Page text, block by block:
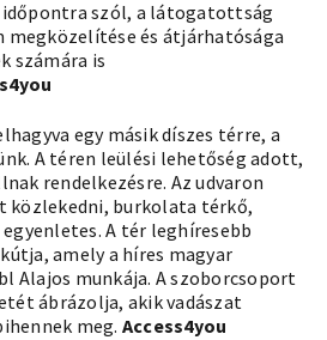
időpontra szól, a látogatottság
megközelítése és átjárhatósága
számára is
egy másik díszes térre, a
A téren leülési lehetőség adott,
rendelkezésre. Az udvaron
közlekedni, burkolata térkő,
A tér leghíresebb
amely a híres magyar
Alajos munkája. A szoborcsoport
ábrázolja, akik vadászat
meg. Access4you